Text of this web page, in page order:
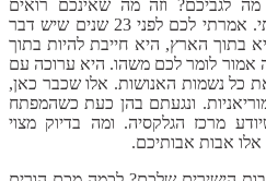
לגביכם? וזה מה שאינכם רואים
ואינכם מזהים שהוא כה משמעותי. אמרתי לכם לפני 23 שנים שיש דבר
בתוך הארץ, היא חייבת להיות בתוך
אמור לומר לכם משהו. היא ערוכה עם
כל נשמות האנושות. אלו שכבר כאן,
ונגעתם בהן כעת כשהמפתח
מרכז הגלקסיה. ומה בדיוק מצוי
אבות אבותיכם.